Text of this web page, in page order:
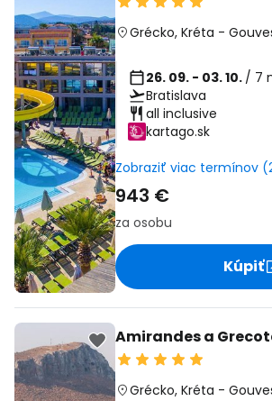
Grécko, Kréta -
26. 09. - 03. 10. / 7
Bratislava
all inclusive
kartago.sk
Zobraziť viac termínov
943 €
za osobu
Kúpiť
Amirandes a
Grécko, Kréta -